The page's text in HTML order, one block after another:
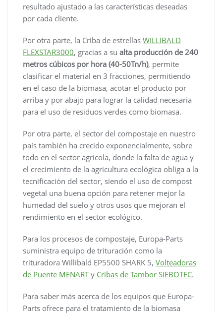
resultado ajustado a las características deseadas
por cada cliente.
Por otra parte, la Criba de estrellas WILLIBALD
FLEXSTAR3000, gracias a su alta producción de 240
metros cúbicos por hora (40-50Tn/h), permite
clasificar el material en 3 fracciones, permitiendo
en el caso de la biomasa, acotar el producto por
arriba y por abajo para lograr la calidad necesaria
para el uso de residuos verdes como biomasa.
Por otra parte, el sector del compostaje en nuestro
país también ha crecido exponencialmente, sobre
todo en el sector agrícola, donde la falta de agua y
el crecimiento de la agricultura ecológica obliga a la
tecnificación del sector, siendo el uso de compost
vegetal una buena opción para retener mejor la
humedad del suelo y otros usos que mejoran el
rendimiento en el sector ecológico.
Para los procesos de compostaje, Europa-Parts
suministra equipo de trituración como la
trituradora Willibald EP5500 SHARK 5, Volteadoras
de Puente MENARTy Cribas de Tambor SIEBOTEC.
Para saber más acerca de los equipos que Europa-
Parts ofrece para el tratamiento de la biomasa